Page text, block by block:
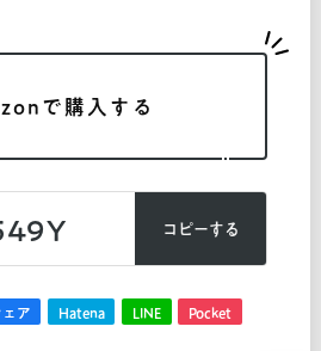
で購入する
コピーする
ェア Hatena LINE Pocket